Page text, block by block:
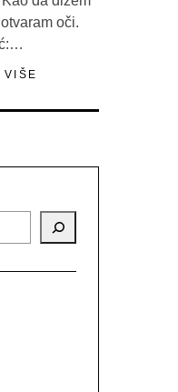
oči.
VIŠE